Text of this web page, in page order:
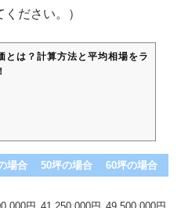
ださい。）
とは？計算方法と平均相場をラ
場合 50坪の場合
60坪の場合